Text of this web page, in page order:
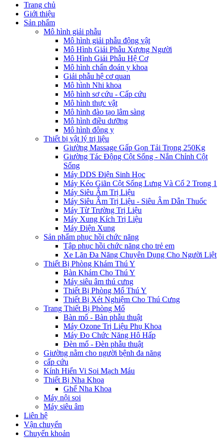
Trang chủ
Giới thiệu
Sản phẩm
Mô hình giải phẫu
Mô hình giải phẫu động vật
Mô Hình Giải Phẫu Xương Người
Mô Hình Giải Phẫu Hệ Cơ
Mô hình chẩn đoán y khoa
Giải phẫu hệ cơ quan
Mô hình Nhi khoa
Mô hình sơ cứu - Cấp cứu
Mô hình thực vật
Mô hình đào tạo lâm sàng
Mô hình điều dưỡng
Mô hình đông y
Thiết bị vật lý trị liệu
Giường Massage Gấp Gọn Tải Trọng 250Kg
Giường Tác Động Cột Sống - Nắn Chỉnh Cột
Sống
Máy DDS Điện Sinh Học
Máy Kéo Giãn Cột Sống Lưng Và Cổ 2 Trong 1
Máy Siêu Âm Trị Liệu
Máy Siêu Âm Trị Liệu - Siêu Âm Dẫn Thuốc
Máy Từ Trường Trị Liệu
Máy Xung Kích Trị Liệu
Máy Điện Xung
Sản phẩm phục hồi chức năng
Tập phục hồi chức năng cho trẻ em
Xe Lăn Đa Năng Chuyên Dụng Cho Người Liệt
Thiết Bị Phòng Khám Thú Y
Bàn Khám Cho Thú Y
Máy siêu âm thú cưng
Thiết Bị Phòng Mổ Thú Y
Thiết Bị Xét Nghiệm Cho Thú Cưng
Trang Thiết Bị Phòng Mổ
Bàn mổ - Bàn phẫu thuật
Máy Ozone Trị Liệu Phụ Khoa
Máy Đo Chức Năng Hô Hấp
Đèn mổ - Đèn phẫu thuật
Giường nằm cho người bệnh đa năng
cấp cứu
Kính Hiển Vi Soi Mạch Máu
Thiết Bị Nha Khoa
Ghế Nha Khoa
Máy nội soi
Máy siêu âm
Liên hệ
Vận chuyển
Chuyển khoản